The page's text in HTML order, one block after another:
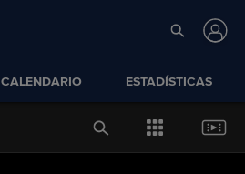
CALENDARIO ESTADÍSTICAS